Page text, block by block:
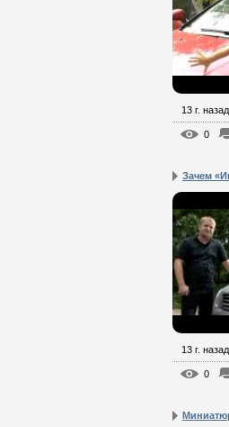
13 г. назад
0
Зачем
13 г. назад
0